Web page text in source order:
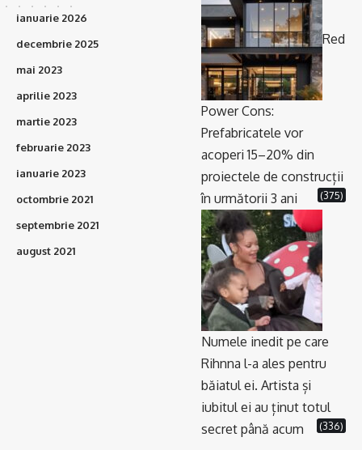
ianuarie 2026
decembrie 2025
mai 2023
aprilie 2023
martie 2023
februarie 2023
ianuarie 2023
octombrie 2021
septembrie 2021
august 2021
Red
Power Cons:
Prefabricatele vor
acoperi 15–20% din
proiectele de construcții
în următorii 3 ani
(375)
Numele inedit pe care
Rihnna l-a ales pentru
băiatul ei. Artista și
iubitul ei au ținut totul
secret până acum
(336)